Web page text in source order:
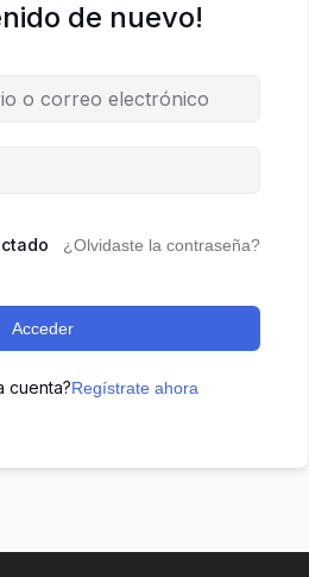
de nuevo!
¿Olvidaste la contraseña?
Acceder
cuenta?Regístrate ahora